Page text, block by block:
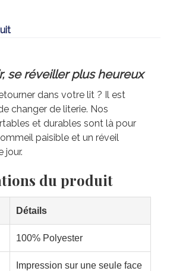
se réveiller plus heureux
dans votre lit ? Il est
changer de literie. Nos
et durables sont là pour
paisible et un réveil
jour.
du produit
Détails
100% Polyester
Impression sur une seule face